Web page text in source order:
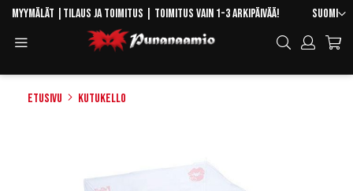
Skip
Content
Kieli
Suomi
Myymälät Tilaus ja toimitus | Toimitus vain 1-3 arkipäivää!
Hae
Etusivu Kutukello